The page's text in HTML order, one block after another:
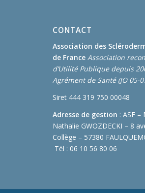
CONTACT
Association des
de France Association
d’Utilité Publique depuis
Agrément de Santé (JO 05-
Siret 444 319 750 00048
Adresse de gestion : ASF –
Nathalie GWOZDECKI – 8
Collège – 57380
Tél : 06 10 56 80 06